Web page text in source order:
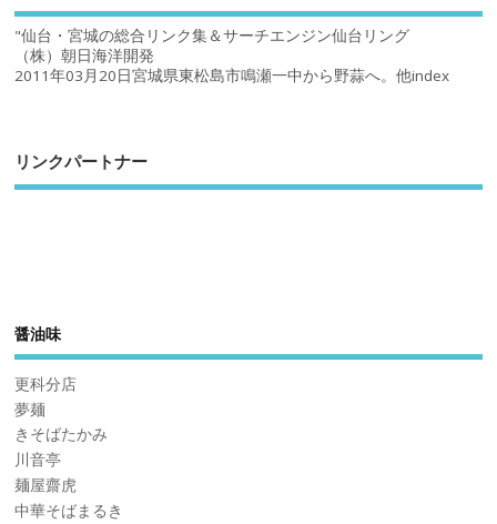
"仙台・宮城の総合リンク集＆サーチエンジン仙台リング
（株）朝日海洋開発
2011年03月20日宮城県東松島市鳴瀬一中から野蒜へ。他index
リンクパートナー
醤油味
更科分店
夢麺
きそばたかみ
川音亭
麺屋齋虎
中華そばまるき